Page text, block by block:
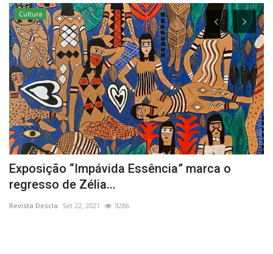
Cultura
Exposição “Impávida Essência” marca o
regresso de Zélia...
Revista Descla Set 22, 2021 3286